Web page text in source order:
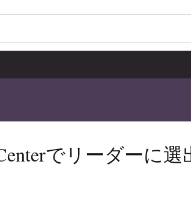
でリーダーに選